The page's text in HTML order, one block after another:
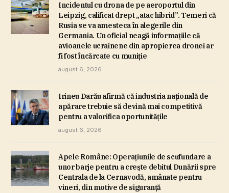
Incidentul cu drona de pe aeroportul din
Leipzig, calificat drept „atac hibrid”. Temeri că
Rusia se va amesteca în alegerile din
Germania. Un oficial neagă informaţiile că
avioanele ucrainene din apropierea dronei ar
fi fost încărcate cu muniţie
august 6, 2026
Irineu Darău afirmă că industria naţională de
apărare trebuie să devină mai competitivă
pentru a valorifica oportunităţile
august 6, 2026
Apele Române: Operaţiunile de scufundare a
unor barje pentru a creşte debitul Dunării spre
Centrala de la Cernavodă, amânate pentru
vineri, din motive de siguranţă